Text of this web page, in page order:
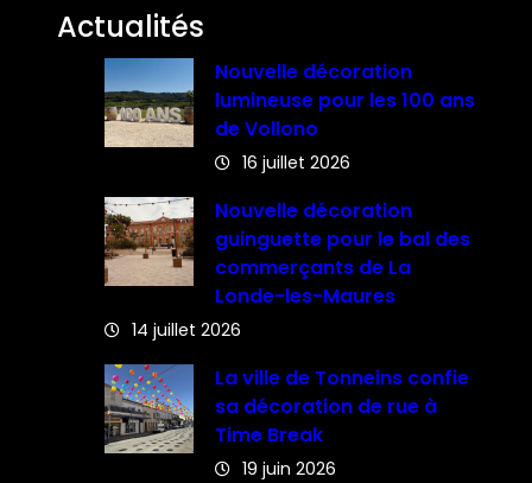
Actualités
Nouvelle décoration
lumineuse pour les 100 ans
de Vollono
16 juillet 2026
Nouvelle décoration
guinguette pour le bal des
commerçants de La
Londe-les-Maures
14 juillet 2026
La ville de Tonneins confie
sa décoration de rue à
Time Break
19 juin 2026